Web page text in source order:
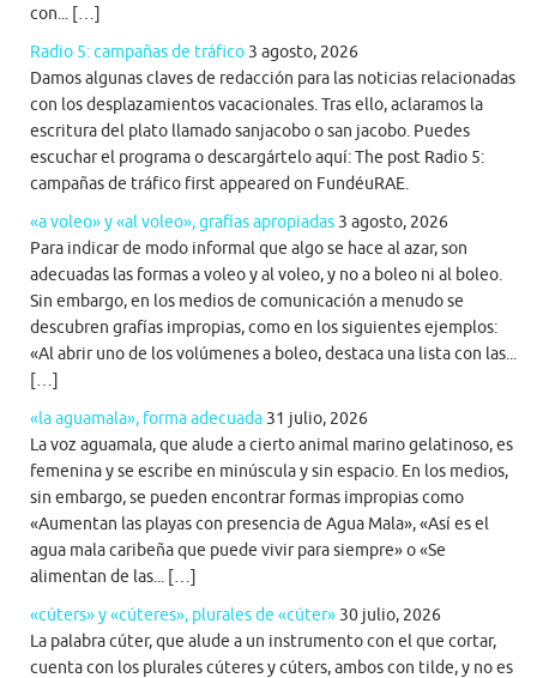
con... […]
Radio 5: campañas de tráfico 3 agosto, 2026
Damos algunas claves de redacción para las noticias relacionadas
con los desplazamientos vacacionales. Tras ello, aclaramos la
escritura del plato llamado sanjacobo o san jacobo. Puedes
escuchar el programa o descargártelo aquí: The post Radio 5:
campañas de tráfico first appeared on FundéuRAE.
«a voleo» y «al voleo», grafías apropiadas 3 agosto, 2026
Para indicar de modo informal que algo se hace al azar, son
adecuadas las formas a voleo y al voleo, y no a boleo ni al boleo.
Sin embargo, en los medios de comunicación a menudo se
descubren grafías impropias, como en los siguientes ejemplos:
«Al abrir uno de los volúmenes a boleo, destaca una lista con las...
[…]
«la aguamala», forma adecuada 31 julio, 2026
La voz aguamala, que alude a cierto animal marino gelatinoso, es
femenina y se escribe en minúscula y sin espacio. En los medios,
sin embargo, se pueden encontrar formas impropias como
«Aumentan las playas con presencia de Agua Mala», «Así es el
agua mala caribeña que puede vivir para siempre» o «Se
alimentan de las... […]
«cúters» y «cúteres», plurales de «cúter» 30 julio, 2026
La palabra cúter, que alude a un instrumento con el que cortar,
cuenta con los plurales cúteres y cúters, ambos con tilde, y no es